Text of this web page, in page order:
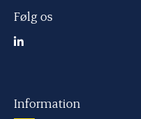
Følg os
Information